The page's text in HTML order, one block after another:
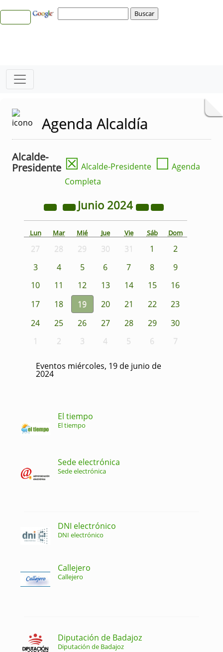
Agenda Alcaldía
Alcalde-
Presidente ☒ Alcalde-Presidente ☐ Agenda
Completa
Junio 2024
Lun Mar Mié Jue Vie Sáb Dom
27 28 29 30 31 1
2
3
4 5 6 7 8
9
10
11 12 13 14 15
16
17
18 19 20 21 22
23
24
25 26 27 28 29
30
1
2 3 4 5 6 7
Eventos miércoles, 19 de junio de
2024
El tiempo
El tiempo
Sede electrónica
Sede electrónica
DNI electrónico
DNI electrónico
Callejero
Callejero
Diputación de Badajoz
Diputación de Badajoz